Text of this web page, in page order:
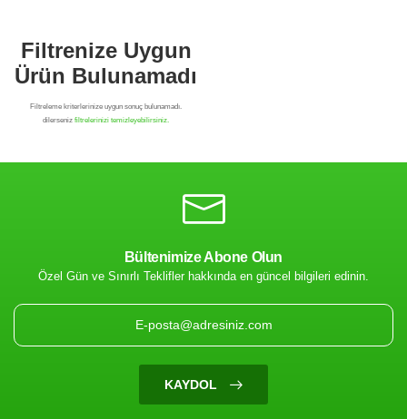
Filtrenize Uygun
Ürün Bulunamadı
Bültenimize Abone Olun
Özel Gün ve Sınırlı Teklifler hakkında en güncel bilgileri edinin.
KAYDOL